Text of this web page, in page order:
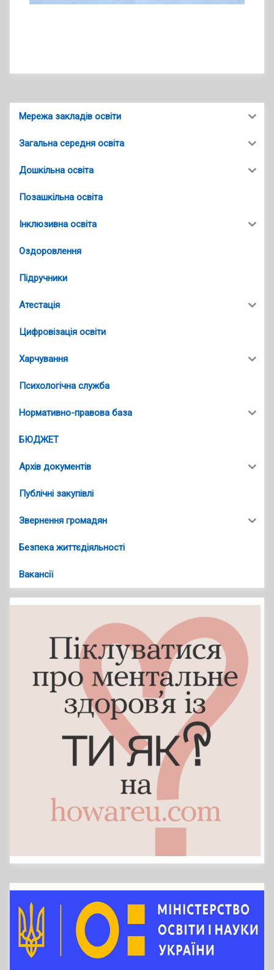
Мережа закладів освіти
Загальна середня освіта
Дошкільна освіта
Позашкільна освіта
Інклюзивна освіта
Оздоровлення
Підручники
Атестація
Цифровізація освіти
Харчування
Психологічна служба
Нормативно-правова база
БЮДЖЕТ
Архів документів
Публічні закупівлі
Звернення громадян
Безпека життєдіяльності
Вакансії